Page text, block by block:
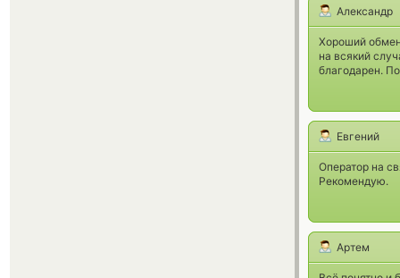
Александр
Хороший
на всякий
благодарен.
Евгений
Оператор на
Рекомендую.
Артем